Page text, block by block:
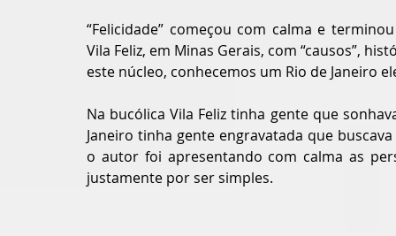
“Felicidade” começou com calma e
Vila Feliz, em Minas Gerais, com “causos”,
este núcleo, conhecemos um Rio de Janeiro
Na bucólica Vila Feliz tinha gente que
Janeiro tinha gente engravatada que
o autor foi apresentando com calma as
justamente por ser simples.